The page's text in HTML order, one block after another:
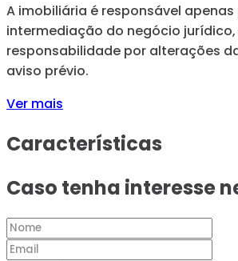
A imobiliária é responsável apenas
intermediação do negócio
responsabilidade por alterações
aviso prévio.
Ver mais
Características
Caso tenha interesse